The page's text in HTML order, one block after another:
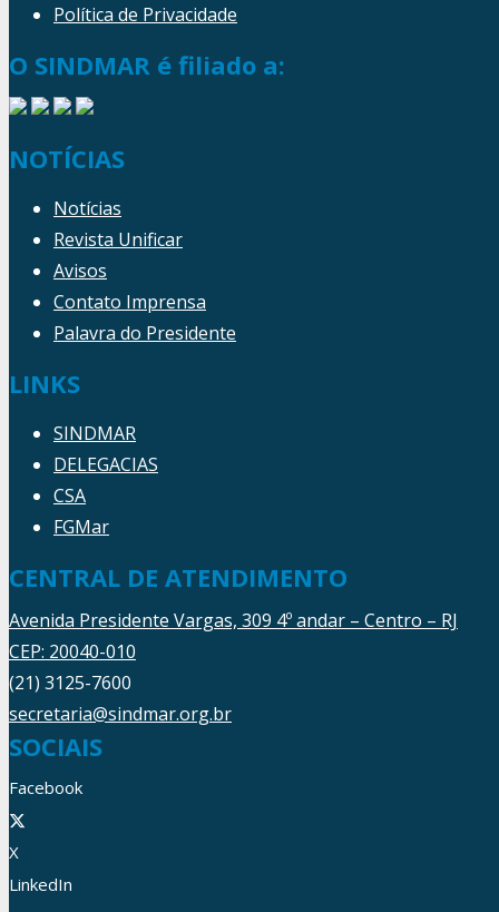
Política de Privacidade
O SINDMAR é filiado a:
NOTÍCIAS
Notícias
Revista Unificar
Avisos
Contato Imprensa
Palavra do Presidente
LINKS
SINDMAR
DELEGACIAS
CSA
FGMar
CENTRAL DE ATENDIMENTO
Avenida Presidente Vargas, 309 4º andar – Centro – RJ
CEP: 20040-010
(21) 3125-7600
secretaria@sindmar.org.br
SOCIAIS
Facebook
X
LinkedIn